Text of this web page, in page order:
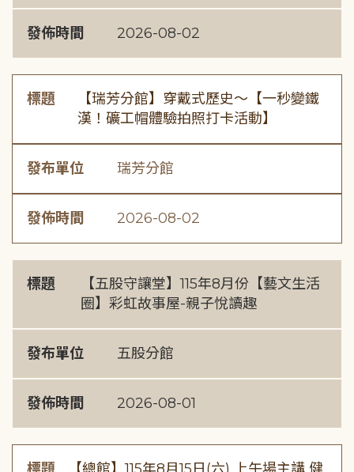
發佈時間 2026-08-02
標題
【瑞芳分館】穿戴式歷史〜【一秒變鐵
漢！礦工帽體驗拍照打卡活動】
發布單位 瑞芳分館
發佈時間 2026-08-02
標題
【五股守讓堂】115年8月份【藝文生活
圈】彩虹故事屋-親子悅讀趣
發布單位 五股分館
發佈時間 2026-08-01